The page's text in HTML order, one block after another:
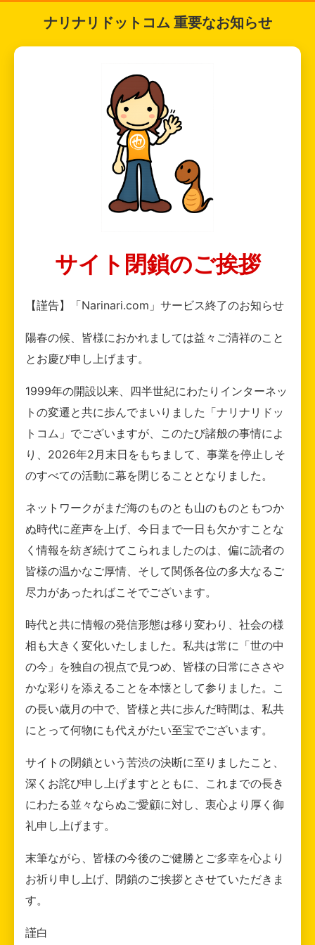
ナリナリドットコム 重要なお知らせ
サイト閉鎖のご挨拶
【謹告】「Narinari.com」サービス終了のお知らせ
陽春の候、皆様におかれましては益々ご清祥のこと
とお慶び申し上げます。
1999年の開設以来、四半世紀にわたりインターネッ
トの変遷と共に歩んでまいりました「ナリナリドッ
トコム」でございますが、このたび諸般の事情によ
り、2026年2月末日をもちまして、事業を停止しそ
のすべての活動に幕を閉じることとなりました。
ネットワークがまだ海のものとも山のものともつか
ぬ時代に産声を上げ、今日まで一日も欠かすことな
く情報を紡ぎ続けてこられましたのは、偏に読者の
皆様の温かなご厚情、そして関係各位の多大なるご
尽力があったればこそでございます。
時代と共に情報の発信形態は移り変わり、社会の様
相も大きく変化いたしました。私共は常に「世の中
の今」を独自の視点で見つめ、皆様の日常にささや
かな彩りを添えることを本懐として参りました。こ
の長い歳月の中で、皆様と共に歩んだ時間は、私共
にとって何物にも代えがたい至宝でございます。
サイトの閉鎖という苦渋の決断に至りましたこと、
深くお詫び申し上げますとともに、これまでの長き
にわたる並々ならぬご愛顧に対し、衷心より厚く御
礼申し上げます。
末筆ながら、皆様の今後のご健勝とご多幸を心より
お祈り申し上げ、閉鎖のご挨拶とさせていただきま
す。
謹白